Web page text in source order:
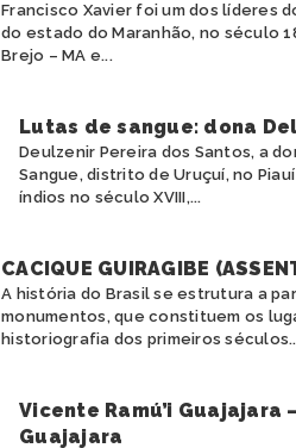
Francisco Xavier foi um dos líderes
do estado do Maranhão, no século
Brejo – MA e...
Lutas de sangue: dona
Deulzenir Pereira dos Santos, a
Sangue, distrito de Uruçuí, no
índios no século XVIII,...
CACIQUE GUIRAGIBE
A história do Brasil se estrutura a
monumentos, que constituem os
historiografia dos primeiros
Vicente Ramú’i
Guajajara